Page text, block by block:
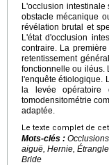
L'occlusion
obstacle mécanique
révélation brutal et
L'état d'occlusion
contraire. La
retentissement
fonctionnelle ou iléus.
l'enquête étiologique.
la levée opératoire
tomodensitométrie
adaptée.
Le texte complet de
Mots-clés :
aiguë, Hernie,
Bride